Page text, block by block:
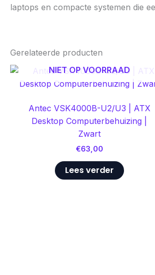
laptops en compacte systemen die
Gerelateerde producten
NIET OP VOORRAAD
Antec VSK4000B-U2/U3 | ATX
Desktop Computerbehuizing |
Zwart
€63,00
Lees verder